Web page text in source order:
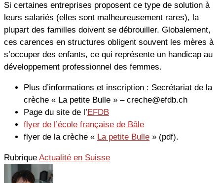
Si certaines entreprises proposent ce type de solution à
leurs salariés (elles sont malheureusement rares), la
plupart des familles doivent se débrouiller. Globalement,
ces carences en structures obligent souvent les mères à
s’occuper des enfants, ce qui représente un handicap au
développement professionnel des femmes.
Plus d’informations et inscription : Secrétariat de la
crèche « La petite Bulle » – creche@efdb.ch
Page du site de l’ EFDB
flyer de l’école française de Bâle
flyer de la crèche « La petite Bulle » (pdf).
Rubrique Actualité en Suisse